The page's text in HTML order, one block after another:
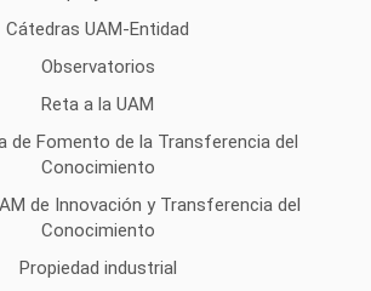
Cátedras UAM-Entidad
Observatorios
Reta a la UAM
de Fomento de la Transferencia del
Conocimiento
de Innovación y Transferencia del
Conocimiento
Propiedad industrial